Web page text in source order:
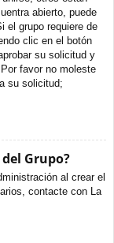
abierto, puede
el grupo requiere de
clic en el botón
su solicitud y
favor no moleste
su solicitud;
Grupo?
al crear el
contacte con La